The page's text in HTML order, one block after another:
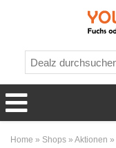
Home » Shops » Aktionen »